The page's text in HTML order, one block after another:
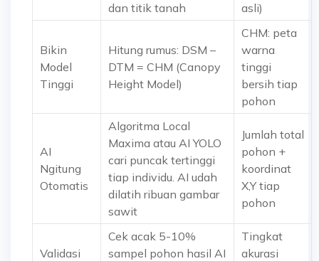
dan titik tanah
asli)
Bikin
Model
Tinggi
Hitung rumus: DSM –
DTM = CHM (Canopy
Height Model)
CHM: peta
warna
tinggi
bersih tiap
pohon
AI
Ngitung
Otomatis
Algoritma Local
Maxima atau AI YOLO
cari puncak tertinggi
tiap individu. AI udah
dilatih ribuan gambar
sawit
Jumlah total
pohon +
koordinat
X,Y tiap
pohon
Validasi
Cek acak 5-10%
sampel pohon hasil AI
Tingkat
akurasi